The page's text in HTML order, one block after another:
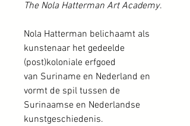
The Nola Hatterman Art Academy.
Nola Hatterman belichaamt als
kunstenaar het gedeelde
(post)koloniale erfgoed
van Suriname en Nederland en
vormt de spil tussen de
Surinaamse en Nederlandse
kunstgeschiedenis.